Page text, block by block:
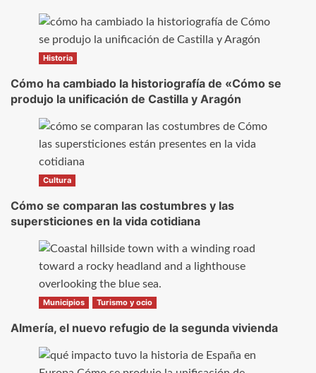
Historia
Cómo ha cambiado la historiografía de «Cómo se
produjo la unificación de Castilla y Aragón
Cultura
Cómo se comparan las costumbres y las
supersticiones en la vida cotidiana
Municipios Turismo y ocio
Almería, el nuevo refugio de la segunda vivienda